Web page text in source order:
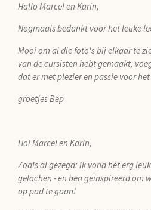
Hallo Marcel en Karin,
Nogmaals bedankt voor het leuke
Mooi om al die foto's bij elkaar te
van de cursisten hebt gemaakt,
dat er met plezier en passie voor
groetjes Bep
Hoi Marcel en Karin,
Zoals al gezegd: ik vond het erg
gelachen - en ben geïnspireerd om
op pad te gaan!